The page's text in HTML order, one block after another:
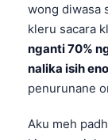
wong diwasa
kleru sacara
nganti 70%
nalika isih
penurunane
Aku meh